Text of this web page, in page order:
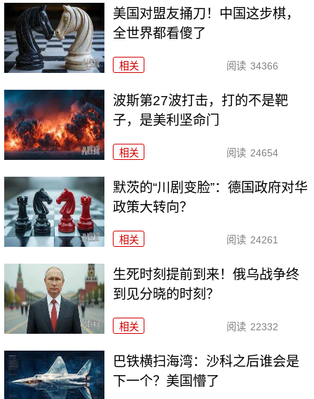
美国对盟友捅刀！中国这步棋，
全世界都看傻了
相关 阅读 34366
波斯第27波打击，打的不是靶
子，是美利坚命门
相关 阅读 24654
默茨的“川剧变脸”：德国政府对华
政策大转向？
相关 阅读 24261
生死时刻提前到来！俄乌战争终
到见分晓的时刻？
相关 阅读 22332
巴铁横扫海湾：沙科之后谁会是
下一个？美国懵了